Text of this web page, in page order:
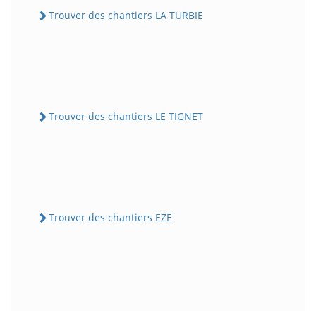
Trouver des chantiers LA TURBIE
Trouver des chantiers LE TIGNET
Trouver des chantiers EZE